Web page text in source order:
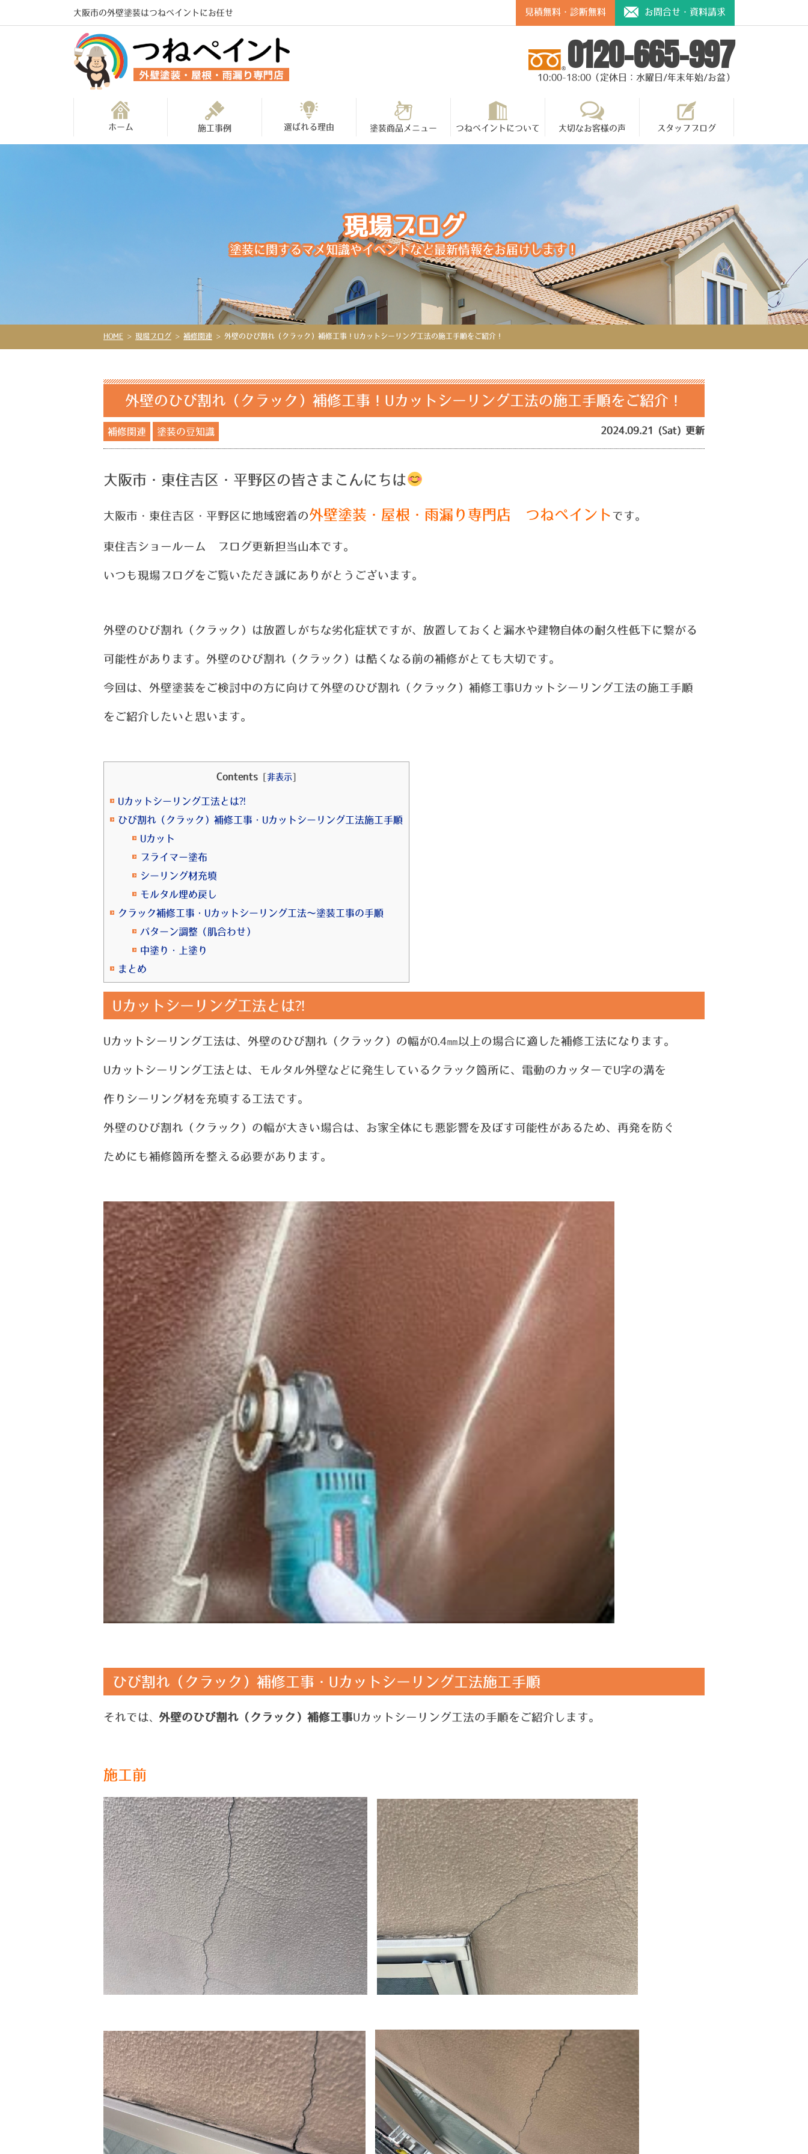
大阪市の外壁塗装はつねペイントにお任せ 見積無料・診断無料 お問合せ・資料請求
0120-665-997
10:00-18:00（定休日：水曜日/年末年始/お盆）
ホーム 施工事例 選ばれる理由 塗装商品メニュー つねペイントについて 大切なお客様の声 スタッフブログ
現場ブログ
塗装に関するマメ知識やイベントなど最新情報をお届けします！
HOME > 現場ブログ > 補修関連 > 外壁のひび割れ（クラック）補修工事！Uカットシーリング工法の施工手順をご紹介！
外壁のひび割れ（クラック）補修工事！Uカットシーリング工法の施工手順をご紹介！
補修関連 塗装の豆知識 2024.09.21 (Sat) 更新
大阪市・東住吉区・平野区の皆さまこんにちは
大阪市・東住吉区・平野区に地域密着の外壁塗装・屋根・雨漏り専門店 つねペイント です。
東住吉ショールーム ブログ更新担当山本です。
いつ も現場ブログをご覧いただき誠にありがとうございます。
外壁のひび割れ（クラック）は放置しがちな劣化症状ですが、 放置しておくと漏水や建物自体の耐久性低下に繋がる
可能性があります。外壁のひび割れ（クラック）は酷くなる前の補修がとても大切です。
今回は、外壁塗装をご検討中の方に向けて外壁のひび割れ（クラック）補修工事Uカットシーリング工法の施工手順
を ご紹介したいと思います。
Contents 非表示
Uカットシーリング工法とは⁈
ひび割れ（クラック）補修工事・Uカットシーリング工法施工手順
Uカット
プライマー塗布
シーリング材充填
モルタル埋め戻し
クラック補修工事・Uカットシーリング工法～塗装工事の手順
パターン調整（肌合わせ）
中塗り・上塗り
まとめ
Uカットシーリング工法とは⁈
Uカットシーリング工法は、外壁のひび割れ（クラック）の幅が0.4㎜以上の場合に適した補修工法になります。
Uカットシーリング工法とは、モルタル外壁などに発生しているクラック箇所に、電動のカッターでU字の溝を
作り シーリング材を充填する工法です。
外壁のひび割れ（クラック）の幅が大きい場合は、お家全体にも悪影響を及ぼす可能性があるため、 再発を防ぐ
ためにも補修箇所を整える必要があります。
ひび割れ（クラック）補修工事・Uカットシーリング工法施工手順
それでは、 外壁のひび割れ（クラック）補修工事Uカットシーリング工法の手順をご紹介します。
施工前